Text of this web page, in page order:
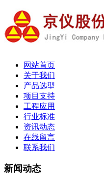
网站首页
关于我们
产品选型
项目支持
工程应用
行业标准
资讯动态
在线留言
联系我们
新闻动态